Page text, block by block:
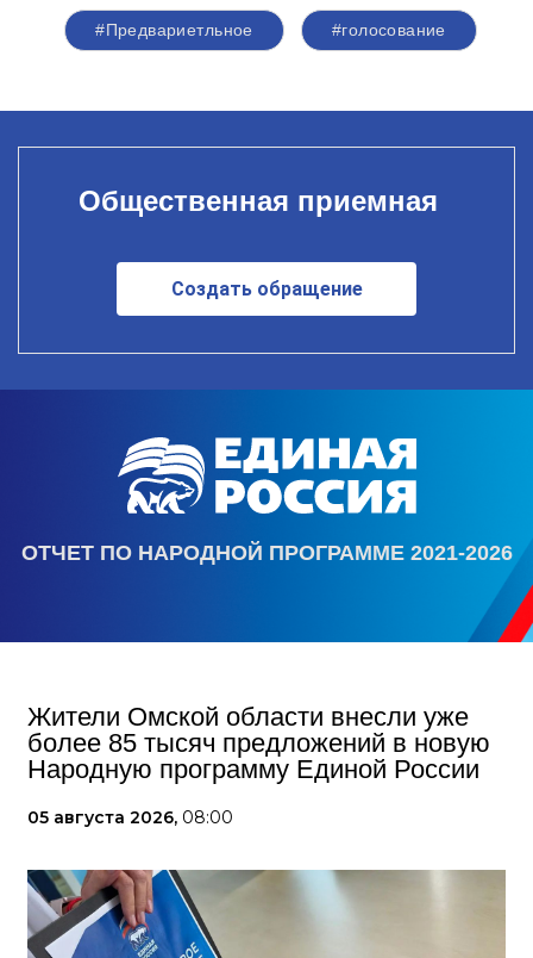
#Предвариетльное #голосование
Общественная приемная
Создать обращение
ОТЧЕТ ПО НАРОДНОЙ ПРОГРАММЕ 2021-2026
Жители Омской области внесли уже
более 85 тысяч предложений в новую
Народную программу Единой России
05 августа 2026, 08:00